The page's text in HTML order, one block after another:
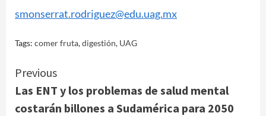
smonserrat.rodriguez@edu.uag.mx
Tags: comer fruta,digestión, UAG
Continue
Reading
Previous
Las ENT y los problemas de salud mental
costarán billones a Sudamérica para 2050